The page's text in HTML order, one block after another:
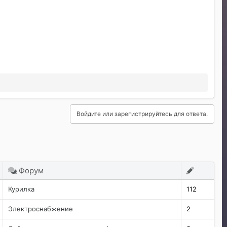
Войдите или зарегистрируйтесь для ответа.
Форум
Курилка 112
Электроснабжение 2